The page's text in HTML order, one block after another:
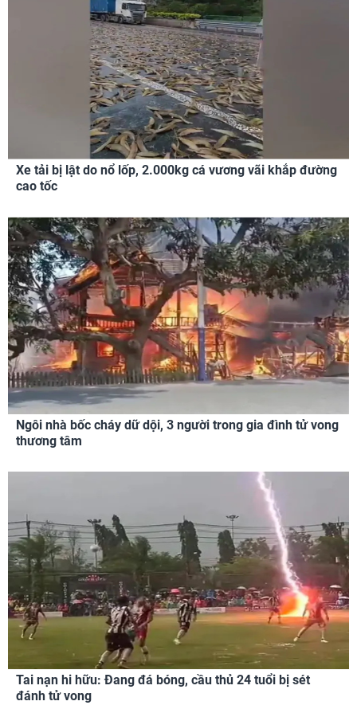
Xe tải bị lật do nổ lốp, 2.000kg cá vương vãi khắp đường
cao tốc
Ngôi nhà bốc cháy dữ dội, 3 người trong gia đình tử vong
thương tâm
Tai nạn hi hữu: Đang đá bóng, cầu thủ 24 tuổi bị sét
đánh tử vong